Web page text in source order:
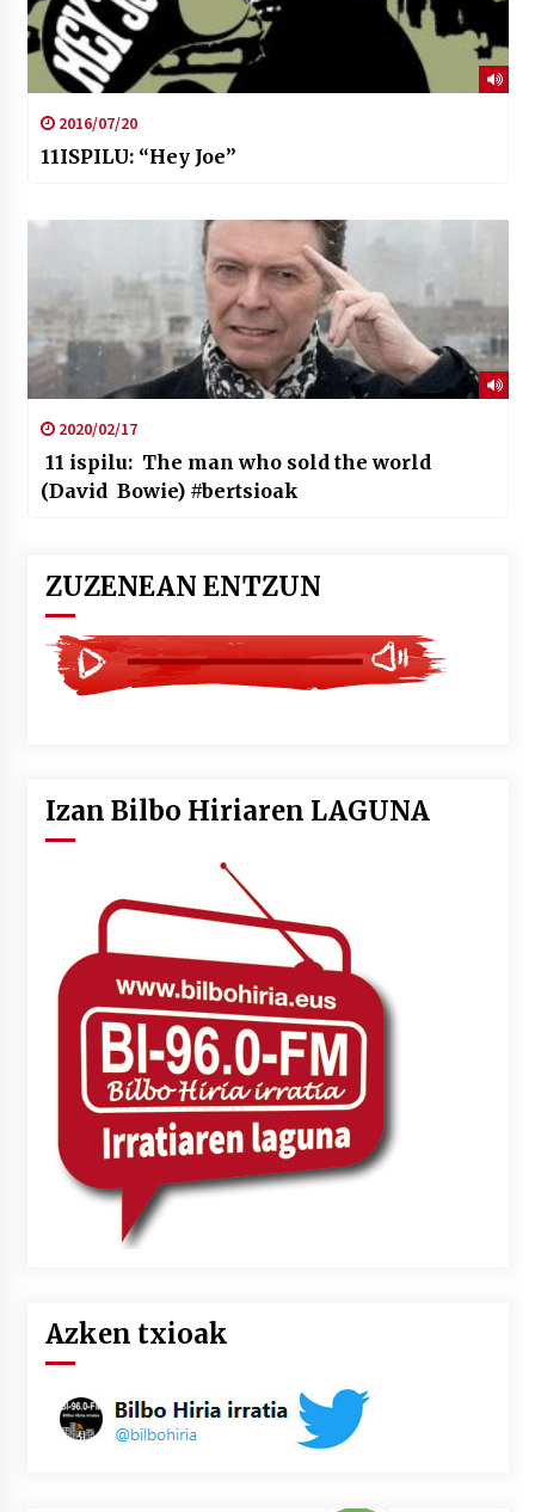
2016/07/20
11ISPILU: “Hey Joe”
2020/02/17
11 ispilu: The man who sold the world
(David Bowie) #bertsioak
ZUZENEAN ENTZUN
Izan Bilbo Hiriaren LAGUNA
Azken txioak